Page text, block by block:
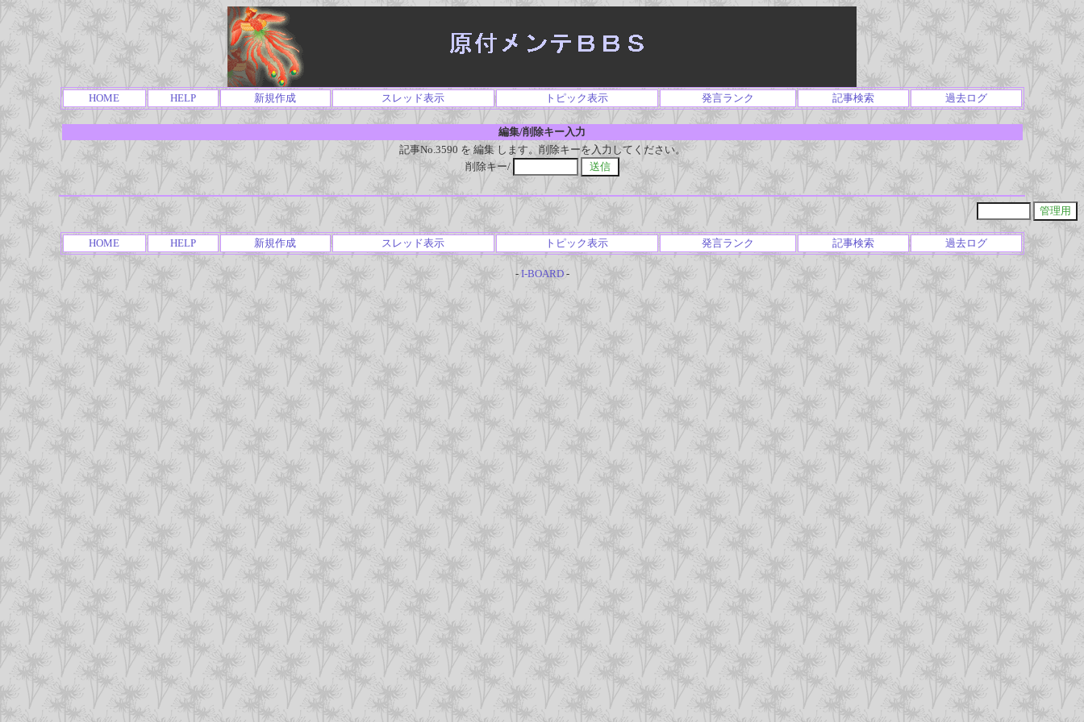
HOME HELP 新規作成 スレッド表示 トピック表示 発言ランク 記事検索 過去ログ
編集/削除キー入力
記事No.3590 を 編集 します。削除キーを入力してください。
削除キー/
HOME HELP 新規作成 スレッド表示 トピック表示 発言ランク 記事検索 過去ログ
- I-BOARD-